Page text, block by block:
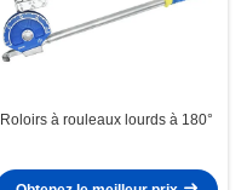
Roloirs à rouleaux lourds à 180°